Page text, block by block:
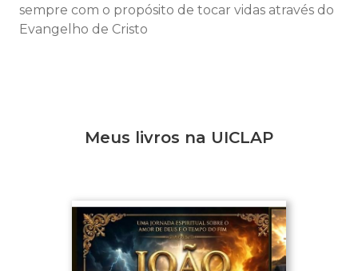
sempre com o propósito de tocar vidas através do
Evangelho de Cristo
Meus livros na UICLAP